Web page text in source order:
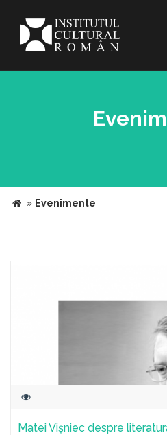
» Evenimente
Matei Vișniec despre